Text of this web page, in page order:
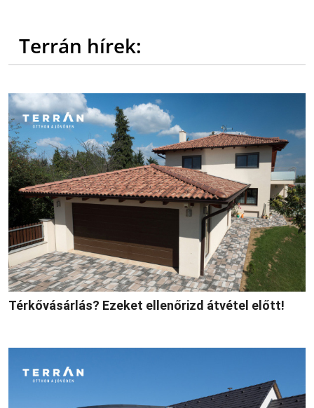
Terrán hírek:
Térkővásárlás? Ezeket ellenőrizd átvétel előtt!